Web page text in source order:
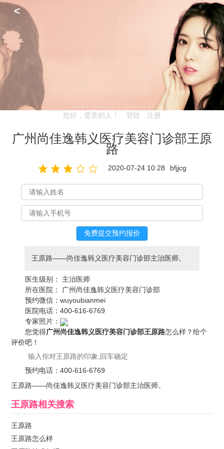
<
您好，爱美的人！ 登陆 注册
广州尚佳逸韩义医疗美容门诊部王原
路
2020-07-24 10:28 bfjjcg
王原路——尚佳逸韩义医疗美容门诊部主治医师。
医生级别：
主治医师
所在医院：
广州尚佳逸韩义医疗美容门诊部
预约微信：wuyoubianmei
医院电话：400-616-6769
专家照片：
您觉得广州尚佳逸韩义医疗美容门诊部王原路怎么样？给个
评价吧！
预约电话：400-616-6769
王原路——尚佳逸韩义医疗美容门诊部主治医师。
王原路相关搜索
王原路
王原路怎么样